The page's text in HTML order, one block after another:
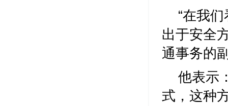
“在我
出于安全
通事务的
他表示
式，这种